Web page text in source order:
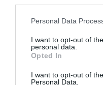
Please note that this
not limited to your visit or
grant or deny consent to
use your data for below
consent section.
Personal Data
I want to opt-out of
personal data.
Opted In
I want to opt-out of
Personal Data.
próbált, amikor már
találkozott. Egy másik
kezet, míg a tanított
indultak.
Clément Vinauger, a